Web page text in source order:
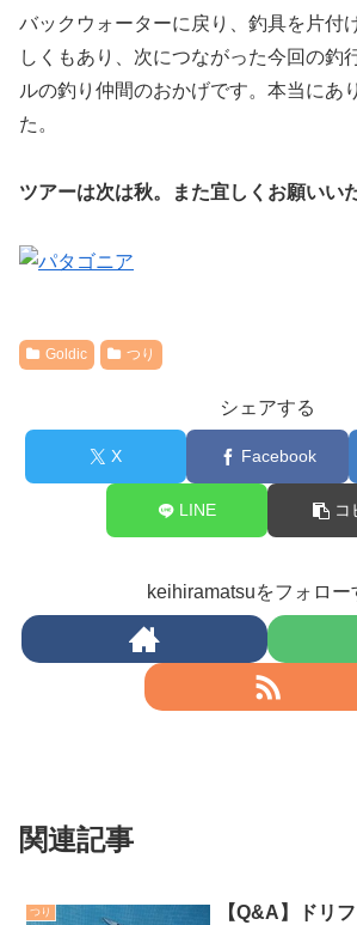
バックウォーターに戻り、釣具を片付
しくもあり、次につながった今回の釣
ルの釣り仲間のおかげです。本当にあ
た。
ツアーは次は秋。また宜しくお願いい
Goldic つり
シェアする
X Facebook
LINE コ
keihiramatsuをフォロー
関連記事
つり
【Q&A】ドリ